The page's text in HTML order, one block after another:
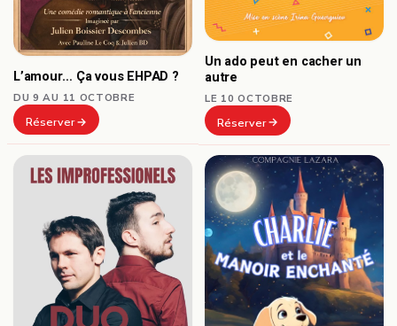
L’amour… Ça vous EHPAD ?
DU 9 AU 11 OCTOBRE
Réserver
Un ado peut en cacher un
autre
LE 10 OCTOBRE
Réserver